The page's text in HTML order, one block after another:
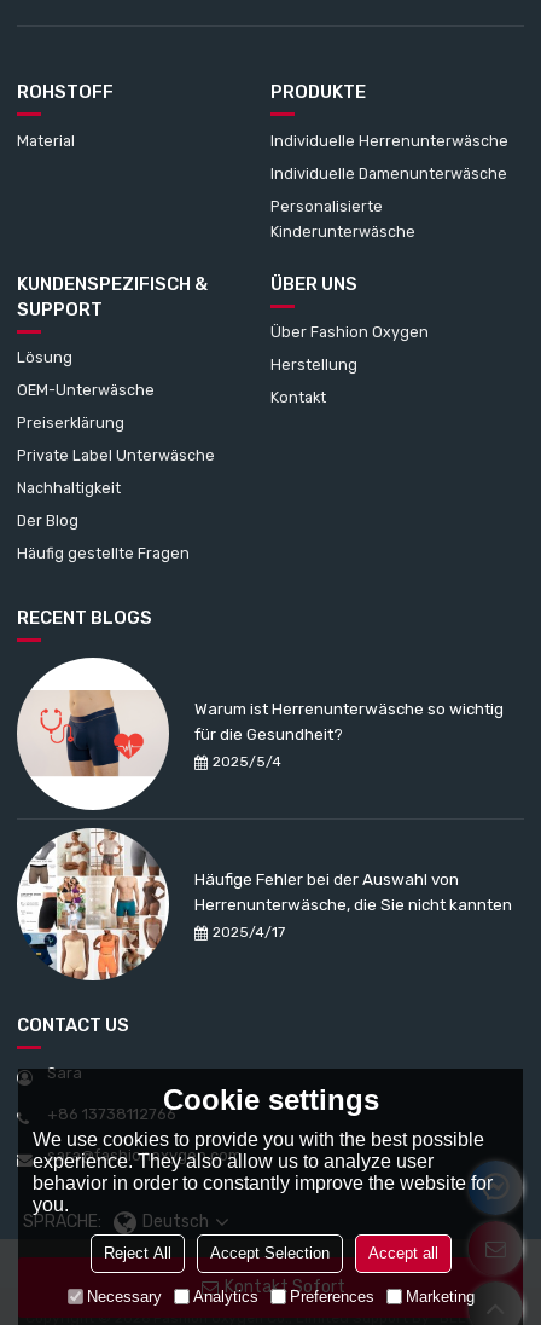
Kontakt Sofort
ROHSTOFF
Material
PRODUKTE
Individuelle Herrenunterwäsche
Individuelle Damenunterwäsche
Personalisierte
Kinderunterwäsche
KUNDENSPEZIFISCH &
SUPPORT
Lösung
OEM-Unterwäsche
Preiserklärung
Private Label Unterwäsche
Nachhaltigkeit
Der Blog
Häufig gestellte Fragen
ÜBER UNS
Über Fashion Oxygen
Herstellung
Kontakt
RECENT BLOGS
2025/5/4
Warum ist Herrenunterwäsche so wichtig
für die Gesundheit?
2025/4/17
Häufige Fehler bei der Auswahl von
Herrenunterwäsche, die Sie nicht kannten
CONTACT US
Sara
+86 13738112766
sara@fashionoxygen.com
SPRACHE: Deutsch
Copyright © 2026Fashion Oxygen Co., LimitedSupport By BEE Cloud
Cookie settings
We use cookies to provide you with the best possible
experience. They also allow us to analyze user
behavior in order to constantly improve the website for
you.
Reject All Accept Selection Accept all
Necessary Analytics Preferences Marketing